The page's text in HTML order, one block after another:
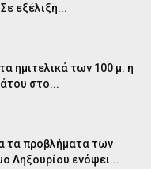
εξέλιξη...
ημιτελικά των 100 μ. η
στο...
τα προβλήματα των
Ληξουρίου ενόψει...